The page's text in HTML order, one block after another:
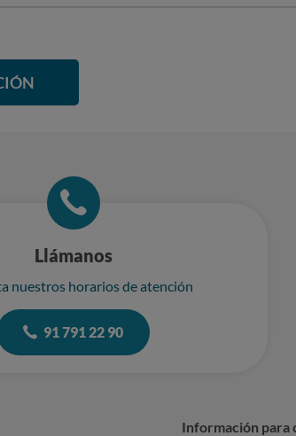
Llámanos
nuestros horarios de atención
91 791 22 90
Información para